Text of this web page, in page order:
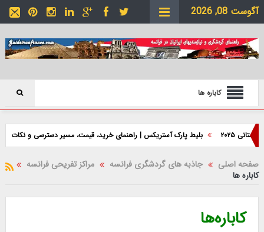
آگوست 08, 2026
کاباره ها
بلیط پارک آستریکس | راهنمای خرید، قیمت، مسیر دسترسی و نکات بازدید
صفحه اصلی جاذبه های گردشگری فرانسه
مراکز تفریحی فرانسه
کاباره ها
کاباره‌ها